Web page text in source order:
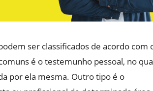
ser classificados de acordo com
é o testemunho pessoal, no
por ela mesma. Outro tipo é o